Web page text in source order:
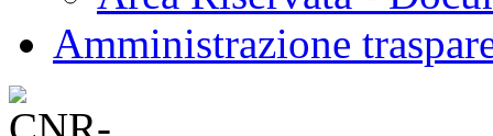
Amministrazione